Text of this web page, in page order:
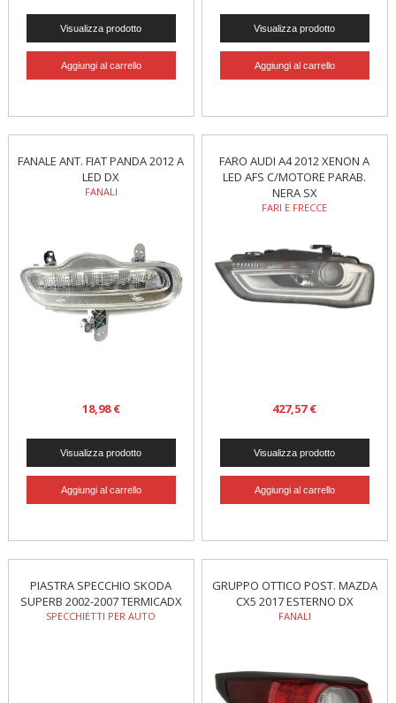
FANALE ANT. FIAT PANDA 2012 A
LED DX
FANALI
18,98 €
FARO AUDI A4 2012 XENON A
LED AFS C/MOTORE PARAB.
NERA SX
FARI E FRECCE
427,57 €
PIASTRA SPECCHIO SKODA
SUPERB 2002-2007 TERMICADX
SPECCHIETTI PER AUTO
GRUPPO OTTICO POST. MAZDA
CX5 2017 ESTERNO DX
FANALI